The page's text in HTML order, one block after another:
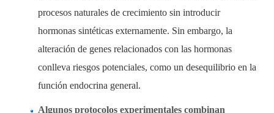
procesos naturales de crecimiento sin introducir
hormonas sintéticas externamente. Sin embargo, la
alteración de genes relacionados con las hormonas
conlleva riesgos potenciales, como un desequilibrio en la
función endocrina general.
Algunos protocolos experimentales combinan